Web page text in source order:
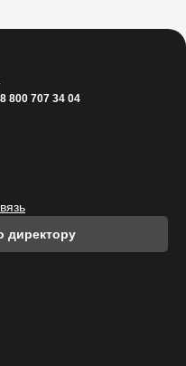
8 800 707 34 04
директору